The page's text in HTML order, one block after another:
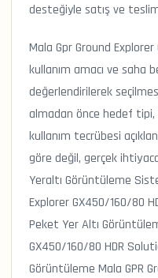
desteğiyle satış ve
Mala Gpr Ground
kullanım amacı ve saha
değerlendirilerek
almadan önce hedef tipi,
kullanım tecrübesi
göre değil, gerçek
Yeraltı Görüntüleme
Explorer GX450/160/80
Peket Yer Altı
GX450/160/80 HDR
Görüntüleme Mala GPR